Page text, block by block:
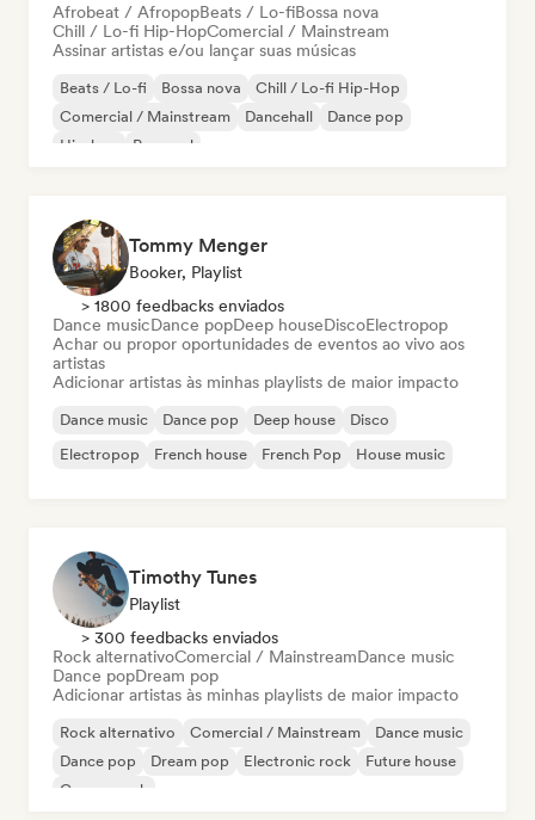
Afrobeat / AfropopBeats / Lo-fiBossa nova
Chill / Lo-fi Hip-HopComercial / Mainstream
Assinar artistas e/ou lançar suas músicas
Beats / Lo-fi Bossa nova
Chill / Lo-fi Hip-Hop
Comercial / Mainstream
Dancehall
Dance pop
Hip-hop
Pop soul
Tommy Menger
Booker, Playlist
> 1800 feedbacks enviados
Dance musicDance popDeep houseDiscoElectropop
Achar ou propor oportunidades de eventos ao vivo aos
artistas
Adicionar artistas às minhas playlists de maior impacto
Dance music Dance pop Deep house
Disco
Electropop
French house French Pop House music
Timothy Tunes
Playlist
> 300 feedbacks enviados
Rock alternativoComercial / MainstreamDance music
Dance popDream pop
Adicionar artistas às minhas playlists de maior impacto
Rock alternativo Comercial / Mainstream
Dance music
Dance pop
Dream pop Electronic rock
Future house
Garage rock